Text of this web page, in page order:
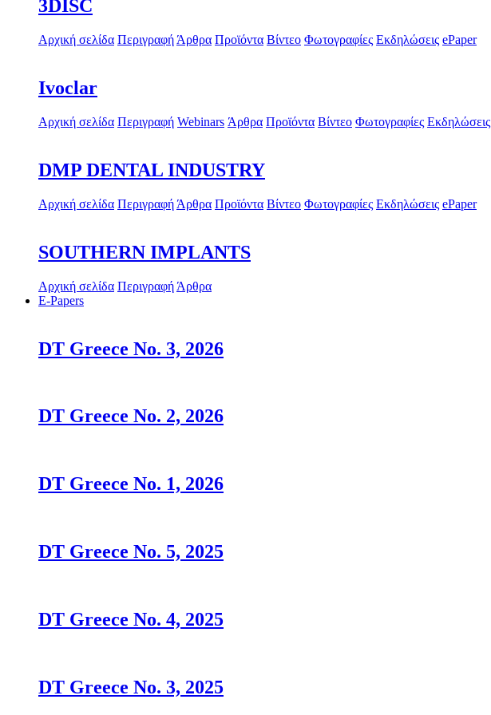
3DISC
Αρχική σελίδα Περιγραφή Άρθρα Προϊόντα Βίντεο Φωτογραφίες Εκδηλώσεις ePaper
Ivoclar
Αρχική σελίδα Περιγραφή Webinars Άρθρα Προϊόντα Βίντεο Φωτογραφίες Εκδηλώσεις
DMP DENTAL INDUSTRY
Αρχική σελίδα Περιγραφή Άρθρα Προϊόντα Βίντεο Φωτογραφίες Εκδηλώσεις ePaper
SOUTHERN IMPLANTS
Αρχική σελίδα Περιγραφή Άρθρα
E-Papers
DT Greece No. 3, 2026
DT Greece No. 2, 2026
DT Greece No. 1, 2026
DT Greece No. 5, 2025
DT Greece No. 4, 2025
DT Greece No. 3, 2025